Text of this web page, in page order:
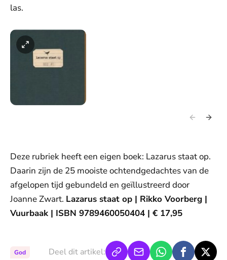
las.
Deze rubriek heeft een eigen boek: Lazarus staat op.
Daarin zijn de 25 mooiste ochtendgedachtes van de
afgelopen tijd gebundeld en geïllustreerd door
Joanne Zwart. Lazarus staat op | Rikko Voorberg |
Vuurbaak | ISBN 9789460050404 | € 17,95
God Deel dit artikel: